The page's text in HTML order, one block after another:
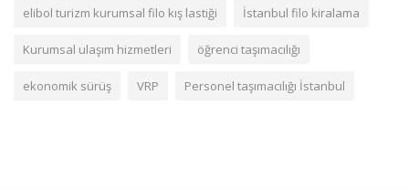
elibol turizm kurumsal filo kış lastiği İstanbul filo kiralama
Kurumsal ulaşım hizmetleri öğrenci taşımacılığı
ekonomik sürüş VRP Personel taşımacılığı İstanbul